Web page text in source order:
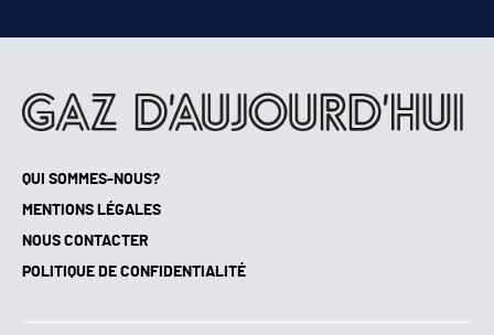
QUI SOMMES-NOUS?
MENTIONS LÉGALES
NOUS CONTACTER
POLITIQUE DE CONFIDENTIALITÉ